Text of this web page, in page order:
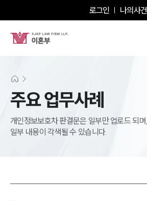
로그인 나의사
주요 업무사례
개인정보보호차 판결문은 일부만 업로드 되며,
일부 내용이 각색될 수 있습니다.